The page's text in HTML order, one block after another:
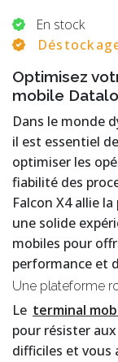
En stock
Optimisez
mobile
Dans le monde
il est essentiel
optimiser les
fiabilité des
Falcon X4 allie
une solide
mobiles pour
performance et
Une plateforme
Le terminal
pour résister
difficiles et vous